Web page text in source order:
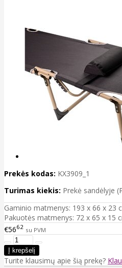
Prekės kodas: KX3909_1
Turimas kiekis: Prekė sandėlyje
Gaminio matmenys: 193 x 66 x 23
Pakuotės matmenys: 72 x 65 x 15
€5662 su PVM
Turite klausimų apie šią prekę?